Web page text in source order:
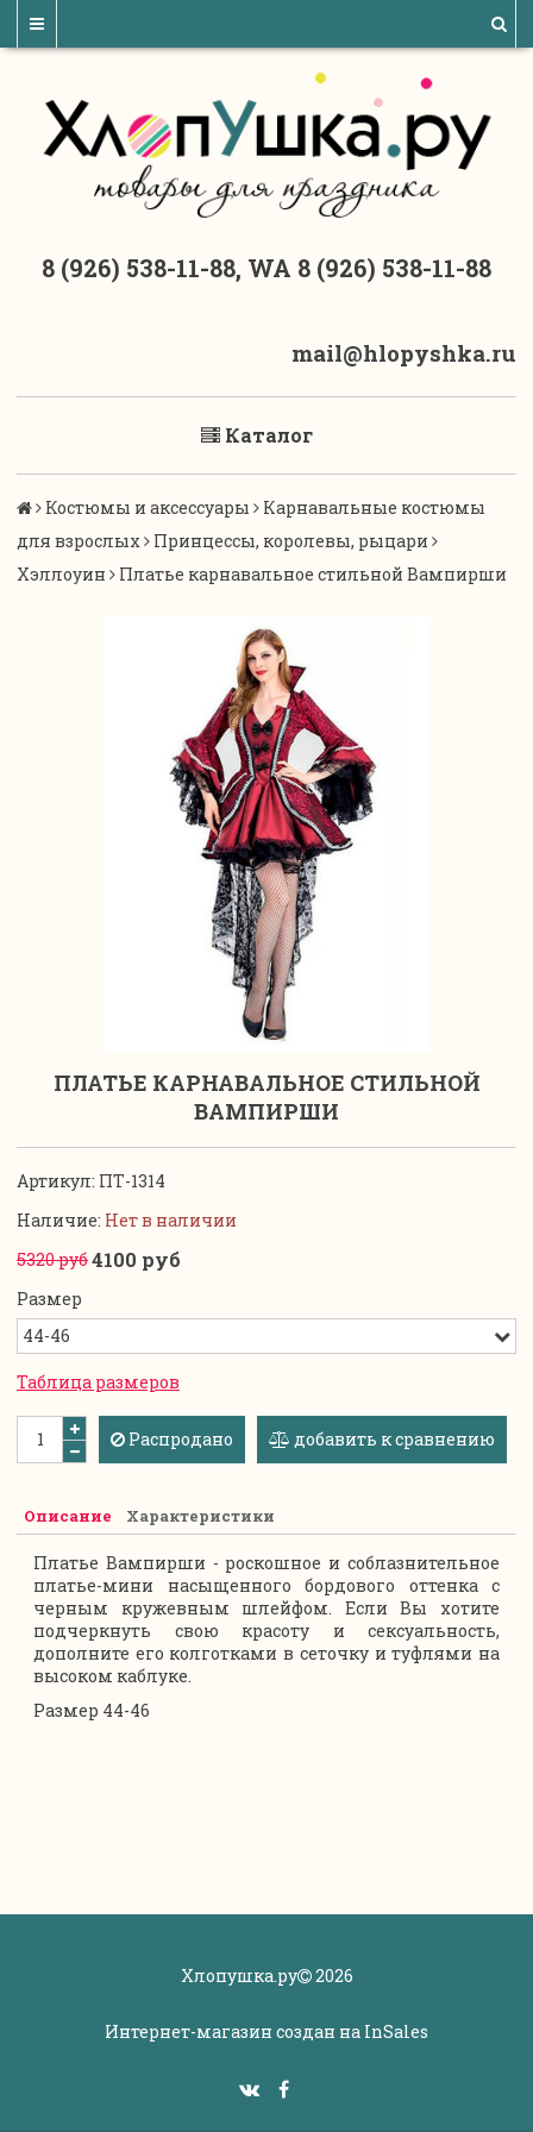
8 (926) 538-11-88, WA 8 (926) 538-11-88
mail@hlopyshka.ru
Каталог
Костюмы и аксессуары
Карнавальные костюмы
для взрослых
Принцессы, королевы, рыцари
Хэллоуин
Платье карнавальное стильной Вампирши
ПЛАТЬЕ КАРНАВАЛЬНОЕ СТИЛЬНОЙ
ВАМПИРШИ
Артикул: ПТ-1314
Наличие: Нет в наличии
5320 руб4100 руб
Размер
Таблица размеров
Распродано добавить к сравнению
Описание Характеристики
Платье Вампирши - роскошное и соблазнительное
платье-мини насыщенного бордового оттенка с
черным кружевным шлейфом. Если Вы хотите
подчеркнуть свою красоту и сексуальность,
дополните его колготками в сеточку и туфлями на
высоком каблуке.
Размер 44-46
Хлопушка.ру 2026
Интернет-магазин создан на InSales